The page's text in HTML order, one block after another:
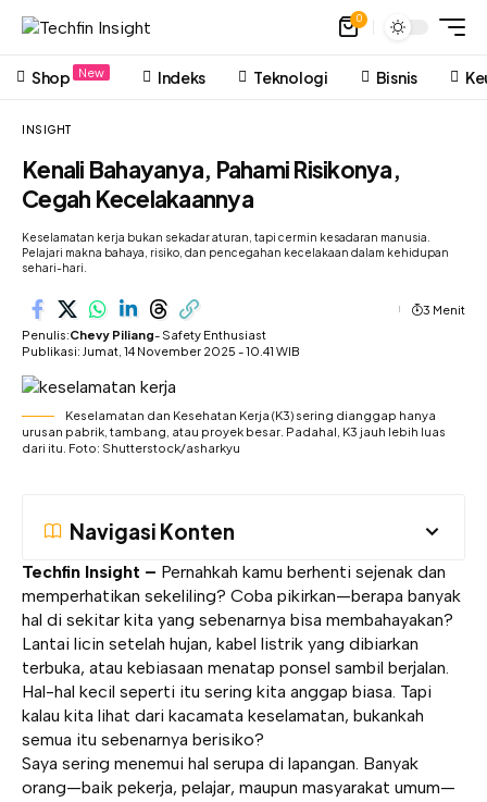
0
Shop New Indeks Teknologi Bisnis
INSIGHT
Kenali Bahayanya, Pahami Risikonya,
Cegah Kecelakaannya
Keselamatan kerja bukan sekadar aturan, tapi cermin kesadaran manusia.
Pelajari makna bahaya, risiko, dan pencegahan kecelakaan dalam kehidupan
sehari-hari.
Penulis:Chevy Piliang- Safety Enthusiast
Publikasi: Jumat, 14 November 2025 - 10.41 WIB
3 Menit
Keselamatan dan Kesehatan Kerja (K3) sering dianggap hanya
urusan pabrik, tambang, atau proyek besar. Padahal, K3 jauh lebih luas
dari itu. Foto: Shutterstock/asharkyu
Navigasi Konten
Techfin Insight – Pernahkah kamu berhenti sejenak dan
memperhatikan sekeliling? Coba pikirkan—berapa banyak
hal di sekitar kita yang sebenarnya bisa membahayakan?
Lantai licin setelah hujan, kabel listrik yang dibiarkan
terbuka, atau kebiasaan menatap ponsel sambil berjalan.
Hal-hal kecil seperti itu sering kita anggap biasa. Tapi
kalau kita lihat dari kacamata keselamatan, bukankah
semua itu sebenarnya berisiko?
Saya sering menemui hal serupa di lapangan. Banyak
orang—baik pekerja, pelajar, maupun masyarakat umum—